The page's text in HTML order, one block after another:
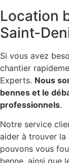
Location
Saint-
Si vous avez
chantier
Experts. Nous
bennes et le
professionnels.
Notre service
aider à trouver la
pouvons vous